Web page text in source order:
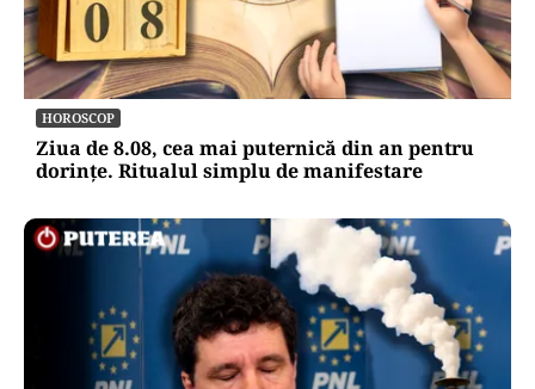
HOROSCOP
Ziua de 8.08, cea mai puternică din an pentru
dorințe. Ritualul simplu de manifestare